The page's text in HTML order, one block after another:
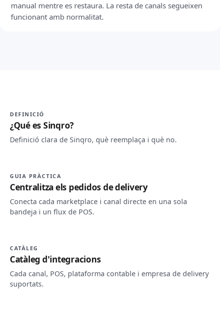
manual mentre es restaura. La resta de canals segueixen
funcionant amb normalitat.
DEFINICIÓ
¿Qué es Sinqro?
Definició clara de Sinqro, què reemplaça i què no.
GUIA PRÀCTICA
Centralitza els pedidos de delivery
Conecta cada marketplace i canal directe en una sola
bandeja i un flux de POS.
CATÀLEG
Catàleg d'integracions
Cada canal, POS, plataforma contable i empresa de delivery
suportats.